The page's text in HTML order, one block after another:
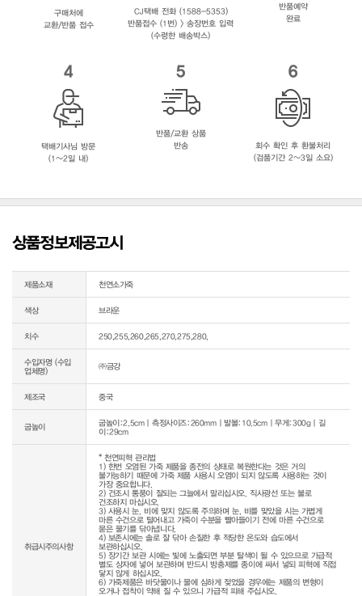
구매처에
교환/반품 접수
CJ택배 전화 (1588-5353)
반품접수 (1번) > 송장번호 입력
(수령한 배송박스)
반품예약
완료
4
택배기사님 방문
(1~2일 내)
5
반품/교환 상품
반송
6
회수 확인 후 환불처리
(검품기간 2~3일 소요)
상품정보제공고시
제품소재 천연소가죽
색상 브라운
치수 250,255,260,265,270,275,280,
수입자명 (수입
업체명)
㈜금강
제조국 중국
굽높이
굽높이:2.5cm｜측정사이즈:260mm｜발볼:10.5cm｜무게:300g｜길
이:29cm
취급시주의사항
* 천연피혁 관리법
1) 한번 오염된 가죽 제품을 종전의 상태로 복원한다는 것은 거의
불가능하기 때문에 가죽 제품 사용시 오염이 되지 않도록 사용하는 것이
가장 중요합니다.
2) 건조시 통풍이 잘되는 그늘에서 말리십시오. 직사광선 또는 불로
건조하지 마십시오.
3) 사용시 눈, 비에 맞지 않도록 주의하며 눈, 비를 맞았을 시는 가볍게
마른 수건으로 털어내고 가죽이 수분을 빨아들이기 전에 마른 수건으로
묻은 물기를 닦아냅니다.
4) 보존시에는 솔로 잘 닦아 손질한 후 적당한 온도와 습도에서
보관하십시오.
5) 장기간 보관 시에는 빛에 노출되면 부분 탈색이 될 수 있으므로 가급적
별도 상자에 넣어 보관하며 반드시 방충제를 종이에 싸서 넣되 피혁에 직접
닿지 않게 하십시오.
6) 가죽제품은 바닷물이나 물에 심하게 젖었을 경우에는 제품의 변형이
오거나 접착이 약해 질 수 있으니 가급적 피해 주십시오.